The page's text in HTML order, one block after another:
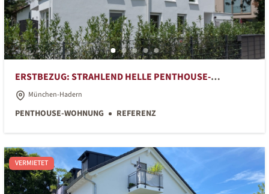
ERSTBEZUG: STRAHLEND HELLE PENTHOUSE-
WOHNUNG IN RUHIGER GRÜNER LAGE
München-Hadern
PENTHOUSE-WOHNUNG REFERENZ
VERMIETET